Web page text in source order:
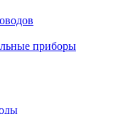
приборы